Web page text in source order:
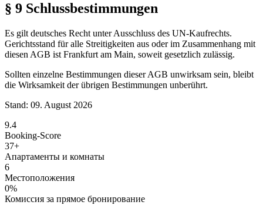
§ 9 Schlussbestimmungen
Es gilt deutsches Recht unter Ausschluss des UN-Kaufrechts.
Gerichtsstand für alle Streitigkeiten aus oder im Zusammenhang mit
diesen AGB ist Frankfurt am Main, soweit gesetzlich zulässig.
Sollten einzelne Bestimmungen dieser AGB unwirksam sein, bleibt
die Wirksamkeit der übrigen Bestimmungen unberührt.
Stand: 09. August 2026
9.4
Booking-Score
37+
Апартаменты и комнаты
6
Местоположения
0%
Комиссия за прямое бронирование